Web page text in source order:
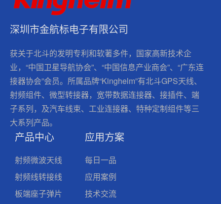
深圳市金航标电子有限公司
获关于北斗的发明专利和软著多件，国家高新技术企
业，“中国卫星导航协会”、“中国信息产业商会”、“广东连
接器协会”会员。所属品牌“Kinghelm”有北斗GPS天线、
射频组件、微型转接器，宽带数据连接器、接插件、端
子系列，及汽车线束、工业连接器、特种定制组件等三
大系列产品。
产品中心
射频微波天线
射频线转接线
板端座子弹片
应用方案
每日一品
应用案例
技术交流